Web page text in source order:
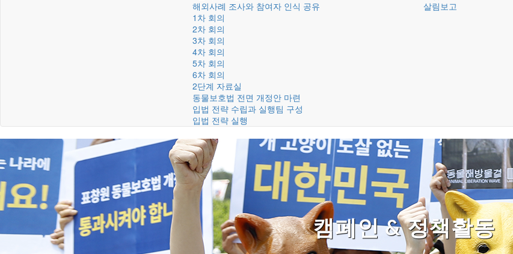
해외사례 조사와 참여자 인식 공유
1차 회의
2차 회의
3차 회의
4차 회의
5차 회의
6차 회의
2단계 자료실
동물보호법 전면 개정안 마련
입법 전략 수립과 실행팀 구성
입법 전략 실행
살림보고
캠페인 & 정책활동